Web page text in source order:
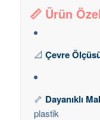
📏 Ürün
📐 Çevre
🦴 Dayanıklı
plastik